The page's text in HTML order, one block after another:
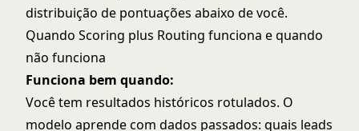
distribuição de pontuações abaixo de você.
Quando Scoring plus Routing funciona e quando
não funciona
Funciona bem quando:
Você tem resultados históricos rotulados. O
modelo aprende com dados passados: quais leads